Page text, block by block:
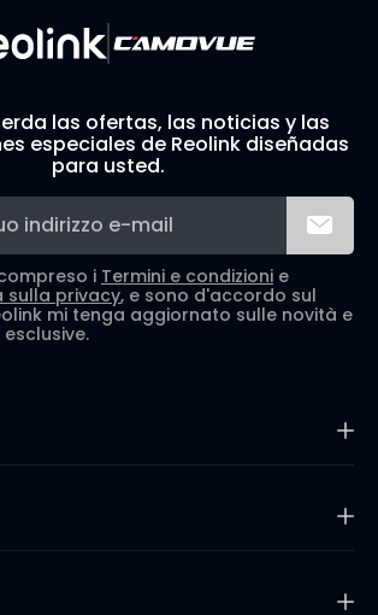
las ofertas, las noticias y las
especiales de Reolink diseñadas
para usted.
i Termini e condizioni e
sulla privacy, e sono d'accordo sul
mi tenga aggiornato sulle novità e
Batería
de Seguridad